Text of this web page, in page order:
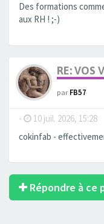
Des formations
aux RH ! ;-)
RE: VOS
parFB57
- 10 juil. 2026, 15:28
cokinfab -
Répondre à ce